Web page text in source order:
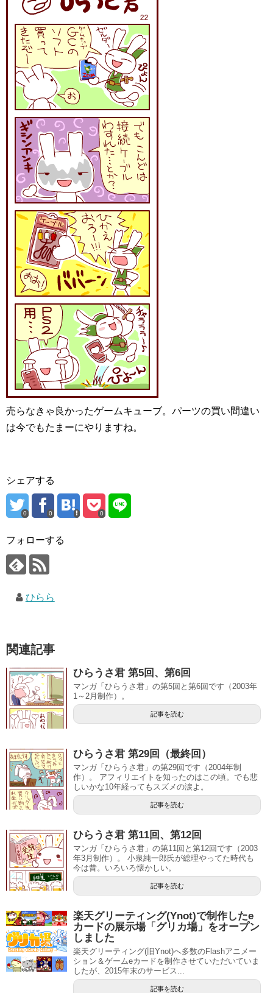
売らなきゃ良かったゲームキューブ。パーツの買い間違い
は今でもたまーにやりますね。
シェアする
0 0 0
フォローする
ひらら
関連記事
ひらうさ君 第5回、第6回
マンガ「ひらうさ君」の第5回と第6回です（2003年
1～2月制作）。
記事を読む
ひらうさ君 第29回（最終回）
マンガ「ひらうさ君」の第29回です（2004年制
作）。 アフィリエイトを知ったのはこの頃。でも悲
しいかな10年経ってもスズメの涙よ。
記事を読む
ひらうさ君 第11回、第12回
マンガ「ひらうさ君」の第11回と第12回です（2003
年3月制作）。 小泉純一郎氏が総理やってた時代も
今は昔。いろいろ懐かしい。
記事を読む
楽天グリーティング(Ynot)で制作したe
カードの展示場「グリカ場」をオープン
しました
楽天グリーティング(旧Ynot)へ多数のFlashアニメー
ション＆ゲームeカードを制作させていただいていま
したが、2015年末のサービス...
記事を読む